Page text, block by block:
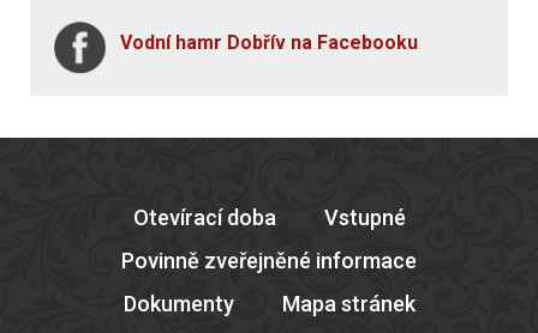
Vodní hamr Dobřív na Facebooku
Otevírací doba
Vstupné
Povinně zveřejněné informace
Dokumenty
Mapa stránek